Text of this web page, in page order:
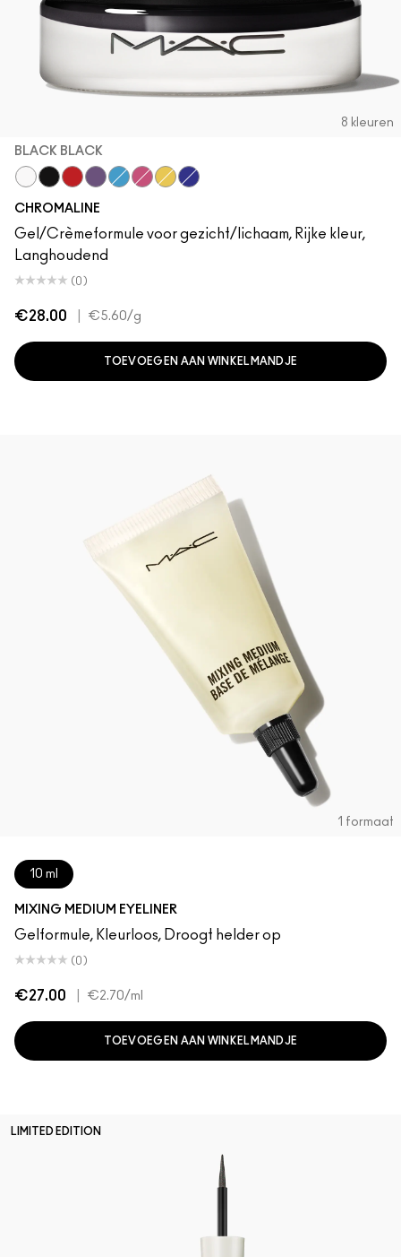
8 kleuren
BLACK BLACK
CHROMALINE
Gel/Crèmeformule voor gezicht/lichaam, Rijke kleur,
Langhoudend
(0)
€28.00 €5.60/g
TOEVOEGEN AAN WINKELMANDJE
1 formaat
10 ml
MIXING MEDIUM EYELINER
Gelformule, Kleurloos, Droogt helder op
(0)
€27.00 €2.70/ml
TOEVOEGEN AAN WINKELMANDJE
LIMITED EDITION